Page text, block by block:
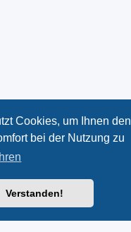
Cookies, um Ihnen den
bei der Nutzung zu
Verstanden!